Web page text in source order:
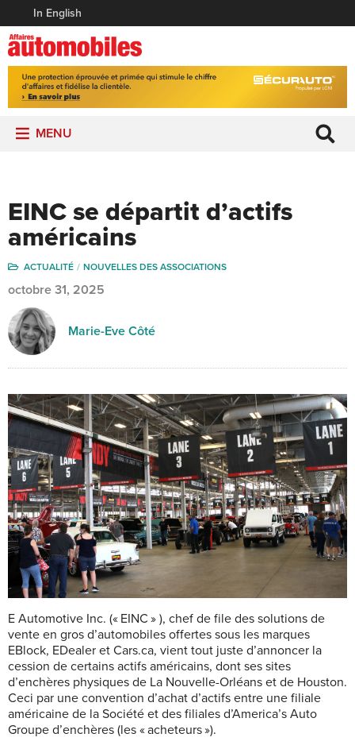
In English
MENU
EINC se départit d’actifs
américains
ACTUALITÉ NOUVELLES DES ASSOCIATIONS
octobre 31, 2025
Marie-Eve Côté
E Automotive Inc. (« EINC » ), chef de file des solutions de
vente en gros d’automobiles offertes sous les marques
EBlock, EDealer et Cars.ca, vient tout juste d’annoncer la
cession de certains actifs américains, dont ses sites
d’enchères physiques de La Nouvelle-Orléans et de Houston.
Ceci par une convention d’achat d’actifs entre une filiale
américaine de la Société et des filiales d’America’s Auto
Groupe d’enchères (les « acheteurs »).